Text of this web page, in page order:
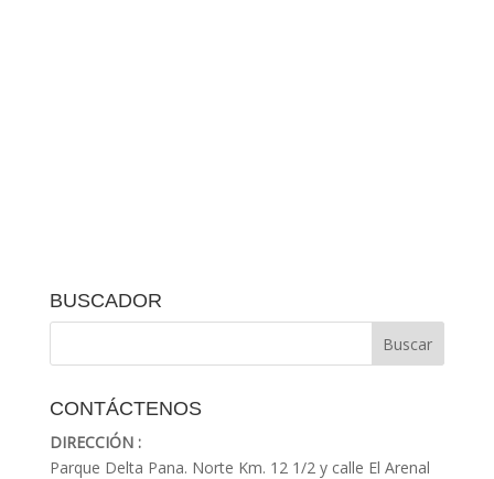
BUSCADOR
CONTÁCTENOS
DIRECCIÓN :
Parque Delta Pana. Norte Km. 12 1/2 y calle El Arenal